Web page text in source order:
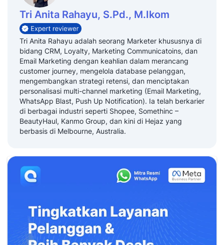
Tri Anita Rahayu, S.Pd., M.Ikom
Tri Anita Rahayu adalah seorang Marketer khususnya di
bidang CRM, Loyalty, Marketing Communicatoins, dan
Email Marketing dengan keahlian dalam merancang
customer journey, mengelola database pelanggan,
mengembangkan strategi retensi, dan menciptakan
personalisasi multi-channel marketing (Email Marketing,
WhatsApp Blast, Push Up Notification). Ia telah berkarier
di berbagai industri seperti Shopee, Somethinc –
BeautyHaul, Kanmo Group, dan kini di Hejaz yang
berbasis di Melbourne, Australia.